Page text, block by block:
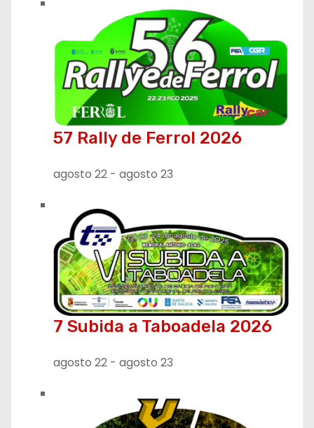
57 Rally de Ferrol 2026
agosto 22 - agosto 23
7 Subida a Taboadela 2026
agosto 22 - agosto 23